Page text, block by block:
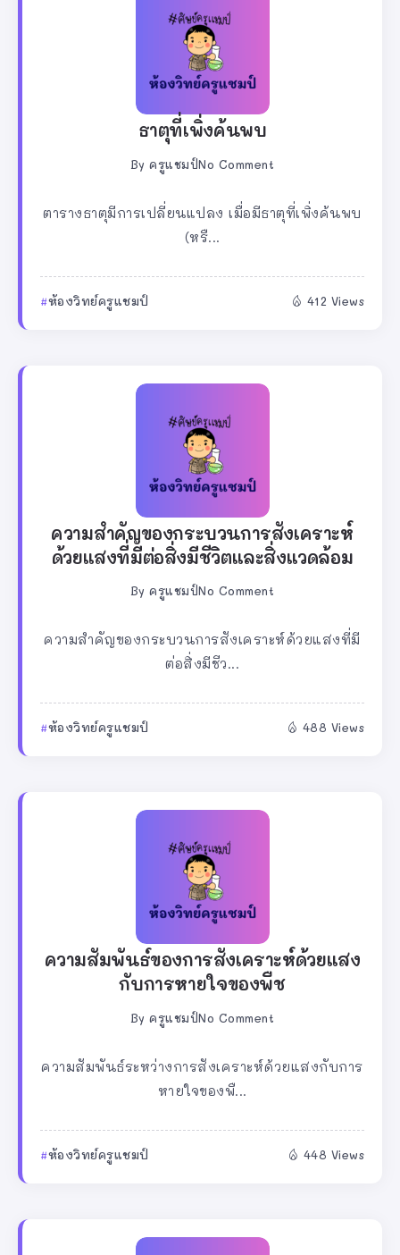
ธาตุที่เพิ่งค้นพบ
By ครูแชมป์No Comment
ตารางธาตุมีการเปลี่ยนแปลง เมื่อมีธาตุที่เพิ่งค้นพบ
(หรื...
ห้องวิทย์ครูแชมป์ 412 Views
ความสำคัญของกระบวนการสังเคราะห์
ด้วยแสงที่มีต่อสิ่งมีชีวิตและสิ่งแวดล้อม
By ครูแชมป์No Comment
ความสำคัญของกระบวนการสังเคราะห์ด้วยแสงที่มี
ต่อสิ่งมีชีว...
ห้องวิทย์ครูแชมป์ 488 Views
ความสัมพันธ์ของการสังเคราะห์ด้วยแสง
กับการหายใจของพืช
By ครูแชมป์No Comment
ความสัมพันธ์ระหว่างการสังเคราะห์ด้วยแสงกับการ
หายใจของพื...
ห้องวิทย์ครูแชมป์ 448 Views